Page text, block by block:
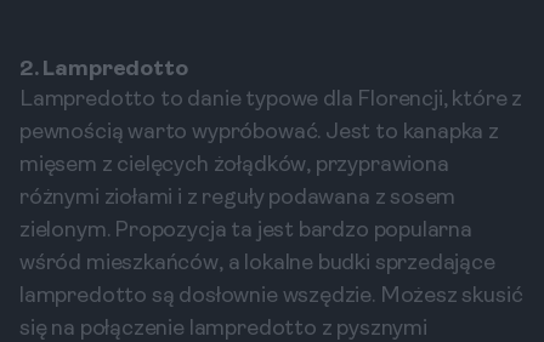
2. Lampredotto
Lampredotto to danie typowe dla Florencji, które z
pewnością warto wypróbować. Jest to kanapka z
mięsem z cielęcych żołądków, przyprawiona
różnymi ziołami i z reguły podawana z sosem
zielonym. Propozycja ta jest bardzo popularna
wśród mieszkańców, a lokalne budki sprzedające
lampredotto są dosłownie wszędzie. Możesz skusić
się na połączenie lampredotto z pysznymi